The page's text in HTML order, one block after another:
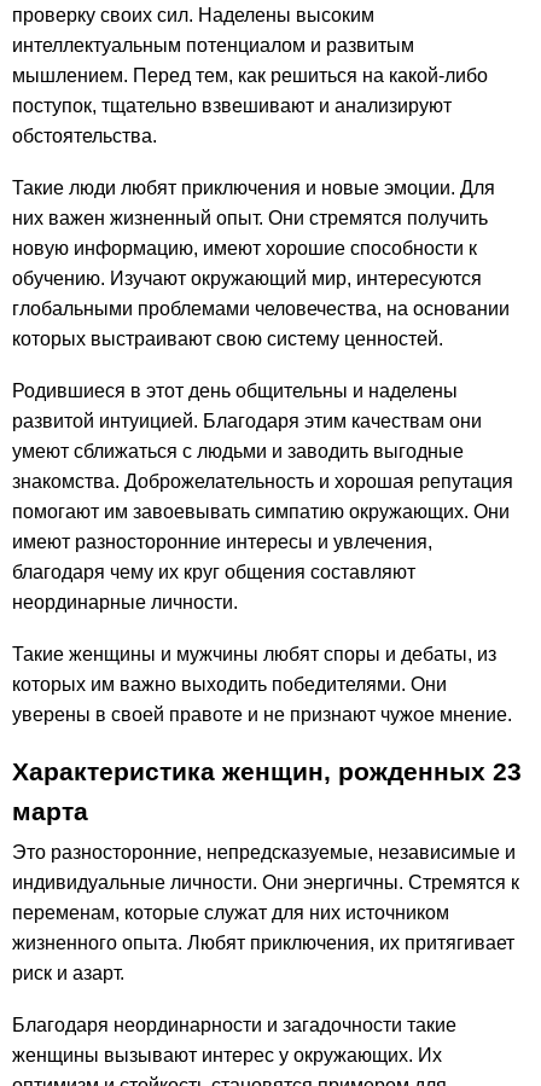
проверку своих сил. Наделены высоким
интеллектуальным потенциалом и развитым
мышлением. Перед тем, как решиться на какой-либо
поступок, тщательно взвешивают и анализируют
обстоятельства.
Такие люди любят приключения и новые эмоции. Для
них важен жизненный опыт. Они стремятся получить
новую информацию, имеют хорошие способности к
обучению. Изучают окружающий мир, интересуются
глобальными проблемами человечества, на основании
которых выстраивают свою систему ценностей.
Родившиеся в этот день общительны и наделены
развитой интуицией. Благодаря этим качествам они
умеют сближаться с людьми и заводить выгодные
знакомства. Доброжелательность и хорошая репутация
помогают им завоевывать симпатию окружающих. Они
имеют разносторонние интересы и увлечения,
благодаря чему их круг общения составляют
неординарные личности.
Такие женщины и мужчины любят споры и дебаты, из
которых им важно выходить победителями. Они
уверены в своей правоте и не признают чужое мнение.
Характеристика женщин, рожденных 23
марта
Это разносторонние, непредсказуемые, независимые и
индивидуальные личности. Они энергичны. Стремятся к
переменам, которые служат для них источником
жизненного опыта. Любят приключения, их притягивает
риск и азарт.
Благодаря неординарности и загадочности такие
женщины вызывают интерес у окружающих. Их